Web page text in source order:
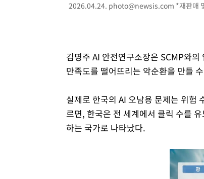
2026.04.24. photo@newsis.com *재판매
김명주 AI 안전연구소장은 SCMP와
만족도를 떨어뜨리는 악순환을 만들
실제로 한국의 AI 오남용 문제는 위험
르면, 한국은 전 세계에서 클릭 수를
하는 국가로 나타났다.